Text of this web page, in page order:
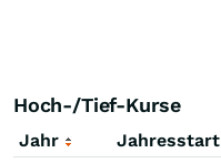
Hoch-/Tief-Kurse
Jahr Jahresstart